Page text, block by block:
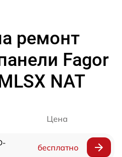
ремонт
Fagor
NAT
Цена
бесплатно